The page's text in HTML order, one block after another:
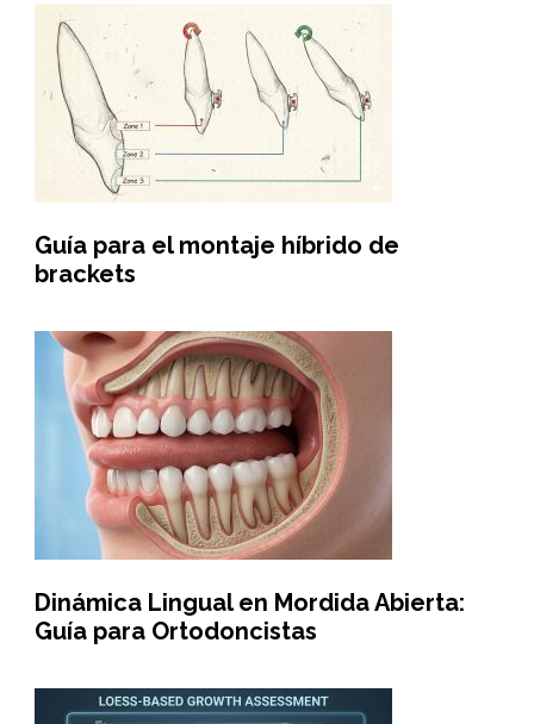
Guía para el montaje híbrido de
brackets
Dinámica Lingual en Mordida Abierta:
Guía para Ortodoncistas